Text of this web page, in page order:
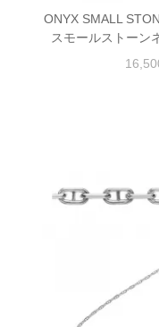
ONYX SMALL
スモールストーン